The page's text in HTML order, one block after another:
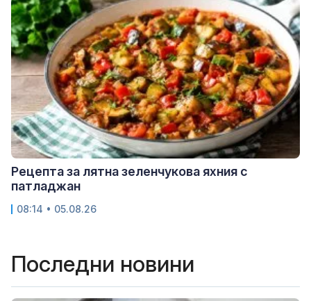
Рецепта за лятна зеленчукова яхния с
патладжан
08:14 • 05.08.26
Последни новини